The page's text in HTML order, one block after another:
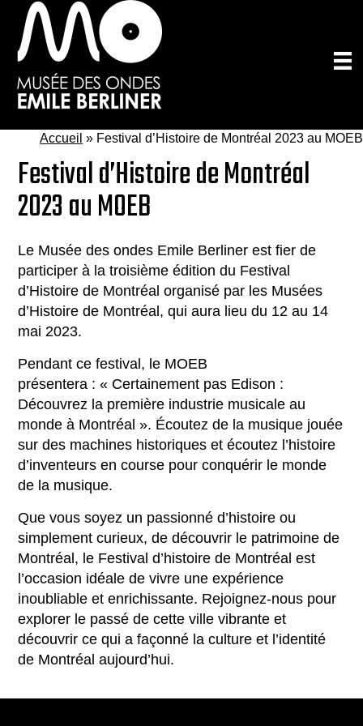
Passer
au
contenu
principal
Accueil » Festival d’Histoire de Montréal 2023 au MOEB
Festival d’Histoire de Montréal
2023 au MOEB
Le Musée des ondes Emile Berliner est fier de
participer à la troisième édition du Festival
d’Histoire de Montréal organisé par les Musées
d’Histoire de Montréal, qui aura lieu du 12 au 14
mai 2023.
Pendant ce festival, le MOEB
présentera : « Certainement pas Edison :
Découvrez la première industrie musicale au
monde à Montréal ». Écoutez de la musique jouée
sur des machines historiques et écoutez l’histoire
d’inventeurs en course pour conquérir le monde
de la musique.
Que vous soyez un passionné d’histoire ou
simplement curieux, de découvrir le patrimoine de
Montréal, le Festival d’histoire de Montréal est
l’occasion idéale de vivre une expérience
inoubliable et enrichissante. Rejoignez-nous pour
explorer le passé de cette ville vibrante et
découvrir ce qui a façonné la culture et l’identité
de Montréal aujourd’hui.